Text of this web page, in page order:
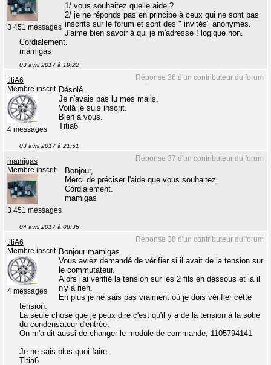
3 451 messages
1/ vous souhaitez quelle aide ?
2/ je ne réponds pas en principe à ceux qui ne sont pas
inscrits sur le forum et sont des " invités" anonymes.
J'aime bien savoir à qui je m'adresse ! logique non.
Cordialement.
mamigas
03 avril 2017 à 19:22
Réponse 36 d'un contributeur du forum
titiA6
Membre inscrit
4 messages
Désolé.
Je n'avais pas lu mes mails.
Voilà je suis inscrit.
Bien à vous.
Titia6
03 avril 2017 à 21:51
Réponse 37 d'un contributeur du forum
mamigas
Membre inscrit
3 451 messages
Bonjour,
Merci de préciser l'aide que vous souhaitez.
Cordialement.
mamigas
04 avril 2017 à 08:35
Réponse 38 d'un contributeur du forum
titiA6
Membre inscrit
4 messages
Bonjour mamigas.
Vous aviez demandé de vérifier si il avait de la tension sur
le commutateur.
Alors j'ai vérifié la tension sur les 2 fils en dessous et là il
n'y a rien.
En plus je ne sais pas vraiment où je dois vérifier cette
tension.
La seule chose que je peux dire c'est qu'il y a de la tension à la sotie
du condensateur d'entrée.
On m'a dit aussi de changer le module de commande, 1105794141
Je ne sais plus quoi faire.
Titia6